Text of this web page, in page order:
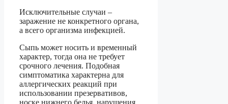
Исключительные случаи –
заражение не конкретного органа,
а всего организма инфекцией.
Сыпь может носить и временный
характер, тогда она не требует
срочного лечения. Подобная
симптоматика характерна для
аллергических реакций при
использовании презервативов,